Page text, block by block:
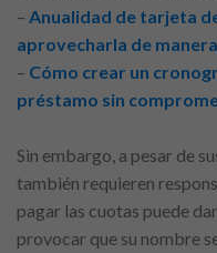
– Anualidad de tarjeta
aprovecharla de
– Cómo crear un
préstamo sin
Sin embargo, a pesar de
también requieren
pagar las cuotas puede
provocar que su nombre